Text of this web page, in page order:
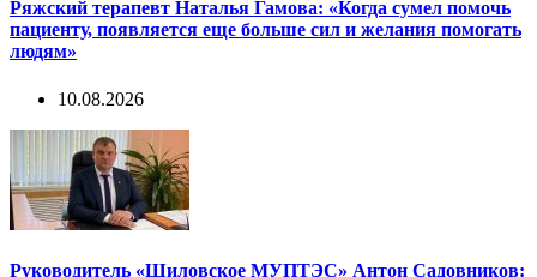
Ряжский терапевт Наталья Гамова: «Когда сумел помочь
пациенту, появляется еще больше сил и желания помогать
людям»
10.08.2026
Руководитель «Шиловское МУПТЭС» Антон Садовников: